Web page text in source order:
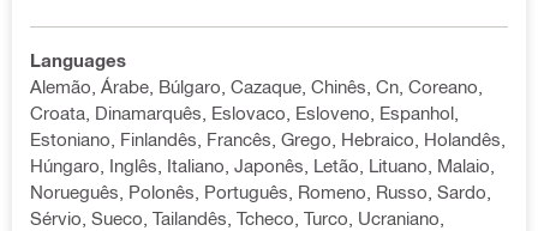
Languages
Alemão, Árabe, Búlgaro, Cazaque, Chinês, Cn, Coreano,
Croata, Dinamarquês, Eslovaco, Esloveno, Espanhol,
Estoniano, Finlandês, Francês, Grego, Hebraico, Holandês,
Húngaro, Inglês, Italiano, Japonês, Letão, Lituano, Malaio,
Norueguês, Polonês, Português, Romeno, Russo, Sardo,
Sérvio, Sueco, Tailandês, Tcheco, Turco, Ucraniano,